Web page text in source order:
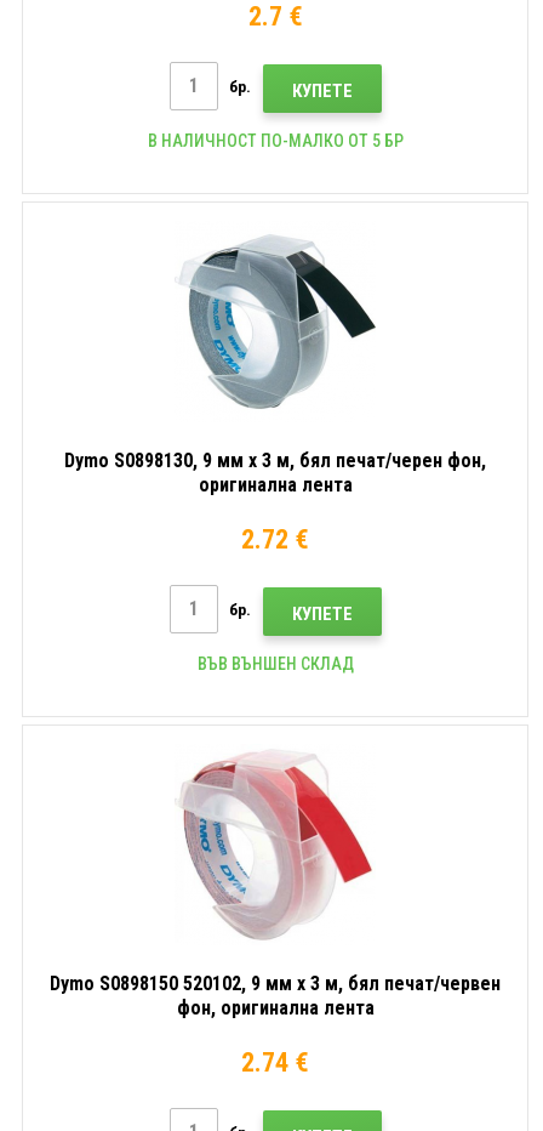
2.7 €
бр. КУПЕТЕ
В НАЛИЧНОСТ ПО-МАЛКО ОТ 5 БР
Dymo S0898130, 9 мм x 3 м, бял печат/черен фон,
оригинална лента
2.72 €
бр. КУПЕТЕ
ВЪВ ВЪНШЕН СКЛАД
Dymo S0898150 520102, 9 мм x 3 м, бял печат/червен
фон, оригинална лента
2.74 €